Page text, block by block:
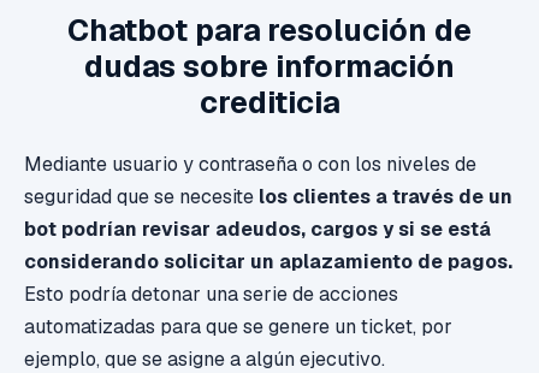
Chatbot para resolución de
dudas sobre información
crediticia
Mediante usuario y contraseña o con los niveles de
seguridad que se necesite los clientes a través de un
bot podrían revisar adeudos, cargos y si se está
considerando solicitar un aplazamiento de pagos.
Esto podría detonar una serie de acciones
automatizadas para que se genere un ticket, por
ejemplo, que se asigne a algún ejecutivo.